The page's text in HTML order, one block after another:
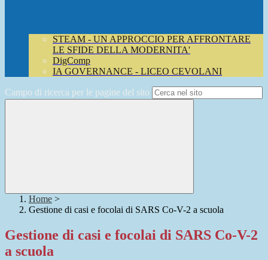
STEAM - UN APPROCCIO PER AFFRONTARE
LE SFIDE DELLA MODERNITA'
DigComp
IA GOVERNANCE - LICEO CEVOLANI
Campo di ricerca per le pagine del sito
Home >
Gestione di casi e focolai di SARS Co-V-2 a scuola
Gestione di casi e focolai di SARS Co-V-2
a scuola